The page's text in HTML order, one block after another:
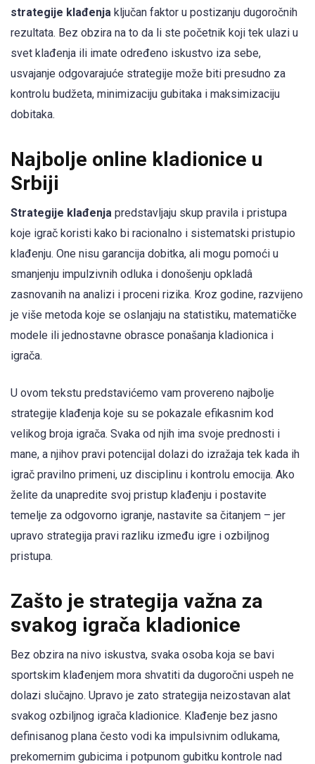
strategije klađenja ključan faktor u postizanju dugoročnih
rezultata. Bez obzira na to da li ste početnik koji tek ulazi u
svet klađenja ili imate određeno iskustvo iza sebe,
usvajanje odgovarajuće strategije može biti presudno za
kontrolu budžeta, minimizaciju gubitaka i maksimizaciju
dobitaka.
Najbolje online kladionice u
Srbiji
Strategije klađenja predstavljaju skup pravila i pristupa
koje igrač koristi kako bi racionalno i sistematski pristupio
klađenju. One nisu garancija dobitka, ali mogu pomoći u
smanjenju impulzivnih odluka i donošenju opkladâ
zasnovanih na analizi i proceni rizika. Kroz godine, razvijeno
je više metoda koje se oslanjaju na statistiku, matematičke
modele ili jednostavne obrasce ponašanja kladionica i
igrača.
U ovom tekstu predstavićemo vam provereno najbolje
strategije klađenja koje su se pokazale efikasnim kod
velikog broja igrača. Svaka od njih ima svoje prednosti i
mane, a njihov pravi potencijal dolazi do izražaja tek kada ih
igrač pravilno primeni, uz disciplinu i kontrolu emocija. Ako
želite da unapredite svoj pristup klađenju i postavite
temelje za odgovorno igranje, nastavite sa čitanjem – jer
upravo strategija pravi razliku između igre i ozbiljnog
pristupa.
Zašto je strategija važna za
svakog igrača kladionice
Bez obzira na nivo iskustva, svaka osoba koja se bavi
sportskim klađenjem mora shvatiti da dugoročni uspeh ne
dolazi slučajno. Upravo je zato strategija neizostavan alat
svakog ozbiljnog igrača kladionice. Klađenje bez jasno
definisanog plana često vodi ka impulsivnim odlukama,
prekomernim gubicima i potpunom gubitku kontrole nad